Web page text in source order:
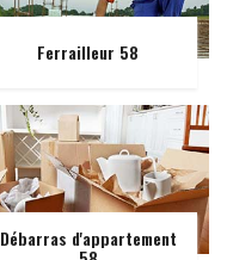
Ferrailleur 58
Débarras d'appartement